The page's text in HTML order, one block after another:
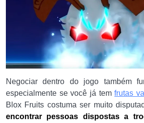
Negociar dentro do jogo também
especialmente se você já temfrutas
Blox Fruits costuma ser muito
encontrar pessoas dispostas a